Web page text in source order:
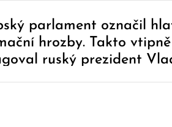
parlament označil
hrozby. Takto vtipně
ruský prezident